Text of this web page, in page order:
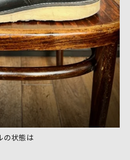
の状態は